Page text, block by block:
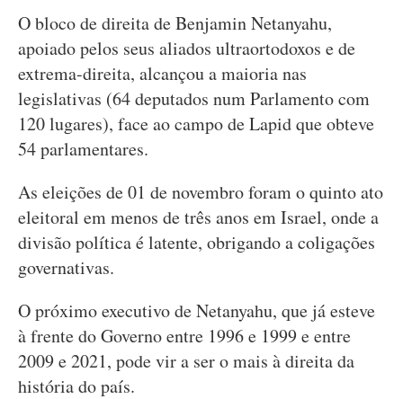
O bloco de direita de Benjamin Netanyahu,
apoiado pelos seus aliados ultraortodoxos e de
extrema-direita, alcançou a maioria nas
legislativas (64 deputados num Parlamento com
120 lugares), face ao campo de Lapid que obteve
54 parlamentares.
As eleições de 01 de novembro foram o quinto ato
eleitoral em menos de três anos em Israel, onde a
divisão política é latente, obrigando a coligações
governativas.
O próximo executivo de Netanyahu, que já esteve
à frente do Governo entre 1996 e 1999 e entre
2009 e 2021, pode vir a ser o mais à direita da
história do país.